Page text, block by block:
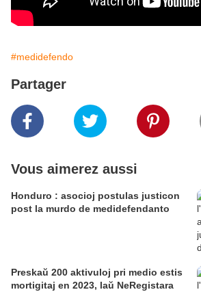
#medidefendo
Partager
Vous aimerez aussi
Honduro : asocioj postulas justicon
post la murdo de medidefendanto
Preskaŭ 200 aktivuloj pri medio estis
mortigitaj en 2023, laŭ NeRegistara